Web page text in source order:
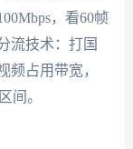
，看60帧
流技术：打国
频占用带宽，
间。